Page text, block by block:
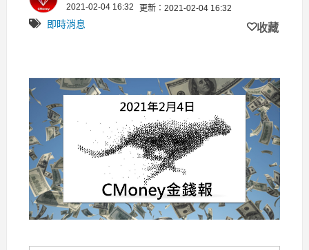
2021-02-04 16:32 更新：2021-02-04 16:32
即時消息 收藏